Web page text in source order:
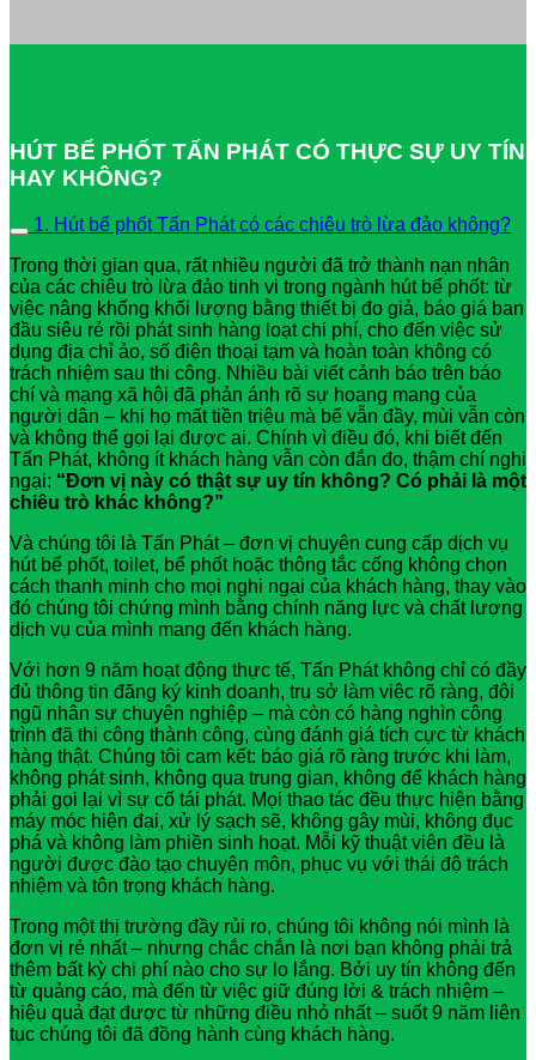
HÚT BỂ PHỐT TẤN PHÁT CÓ THỰC SỰ UY TÍN
HAY KHÔNG?
1. Hút bể phốt Tấn Phát có các chiêu trò lừa đảo không?
Trong thời gian qua, rất nhiều người đã trở thành nạn nhân
của các chiêu trò lừa đảo tinh vi trong ngành hút bể phốt: từ
việc nâng khống khối lượng bằng thiết bị đo giả, báo giá ban
đầu siêu rẻ rồi phát sinh hàng loạt chi phí, cho đến việc sử
dụng địa chỉ ảo, số điện thoại tạm và hoàn toàn không có
trách nhiệm sau thi công. Nhiều bài viết cảnh báo trên báo
chí và mạng xã hội đã phản ánh rõ sự hoang mang của
người dân – khi họ mất tiền triệu mà bể vẫn đầy, mùi vẫn còn
và không thể gọi lại được ai. Chính vì điều đó, khi biết đến
Tấn Phát, không ít khách hàng vẫn còn đắn đo, thậm chí nghi
ngại: “Đơn vị này có thật sự uy tín không? Có phải là một
chiêu trò khác không?”
Và chúng tôi là Tấn Phát – đơn vị chuyên cung cấp dịch vụ
hút bể phốt, toilet, bể phốt hoặc thông tắc cống không chọn
cách thanh minh cho mọi nghi ngại của khách hàng, thay vào
đó chúng tôi chứng mình bằng chính năng lực và chất lượng
dịch vụ của mình mang đến khách hàng.
Với hơn 9 năm hoạt động thực tế, Tấn Phát không chỉ có đầy
đủ thông tin đăng ký kinh doanh, trụ sở làm việc rõ ràng, đội
ngũ nhân sự chuyên nghiệp – mà còn có hàng nghìn công
trình đã thi công thành công, cùng đánh giá tích cực từ khách
hàng thật. Chúng tôi cam kết: báo giá rõ ràng trước khi làm,
không phát sinh, không qua trung gian, không để khách hàng
phải gọi lại vì sự cố tái phát. Mọi thao tác đều thực hiện bằng
máy móc hiện đại, xử lý sạch sẽ, không gây mùi, không đục
phá và không làm phiền sinh hoạt. Mỗi kỹ thuật viên đều là
người được đào tạo chuyên môn, phục vụ với thái độ trách
nhiệm và tôn trọng khách hàng.
Trong một thị trường đầy rủi ro, chúng tôi không nói mình là
đơn vị rẻ nhất – nhưng chắc chắn là nơi bạn không phải trả
thêm bất kỳ chi phí nào cho sự lo lắng. Bởi uy tín không đến
từ quảng cáo, mà đến từ việc giữ đúng lời & trách nhiệm –
hiệu quả đạt được từ những điều nhỏ nhất – suốt 9 năm liên
tục chúng tôi đã đồng hành cùng khách hàng.